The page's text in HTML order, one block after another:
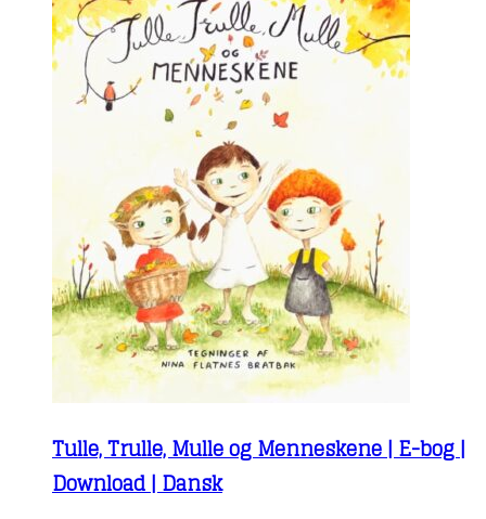
Tulle, Trulle, Mulle og Menneskene | E-bog |
Download | Dansk